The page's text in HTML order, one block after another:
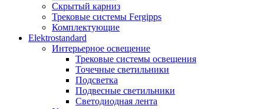
Скрытый карниз
Трековые системы Fergipps
Комплектующие
Elektrostandard
Интерьерное освещение
Трековые системы освещения
Точечные светильники
Подсветка
Подвесные светильники
Светодиодная лента